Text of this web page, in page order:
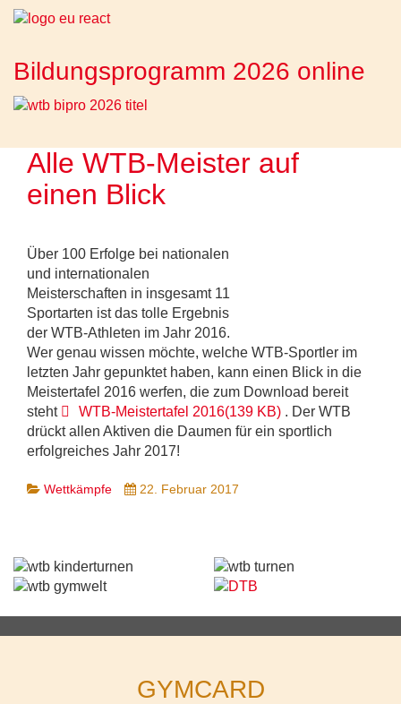
Bildungsprogramm 2026 online
Alle WTB-Meister auf
einen Blick
Über 100 Erfolge bei nationalen
und internationalen
Meisterschaften in insgesamt 11
Sportarten ist das tolle Ergebnis
der WTB-Athleten im Jahr 2016.
Wer genau wissen möchte, welche WTB-Sportler im
letzten Jahr gepunktet haben, kann einen Blick in die
Meistertafel 2016 werfen, die zum Download bereit
steht
pdf
WTB-Meistertafel 2016(139 KB) . Der WTB
drückt allen Aktiven die Daumen für ein sportlich
erfolgreiches Jahr 2017!
Wettkämpfe 22. Februar 2017
GYMCARD